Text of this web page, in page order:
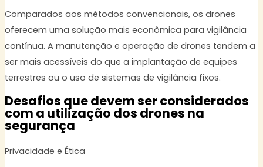
Comparados aos métodos convencionais, os drones
oferecem uma solução mais econômica para vigilância
contínua. A manutenção e operação de drones tendem a
ser mais acessíveis do que a implantação de equipes
terrestres ou o uso de sistemas de vigilância fixos.
Desafios que devem ser considerados
com a utilização dos drones na
segurança
Privacidade e Ética